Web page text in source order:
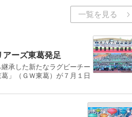
一覧を見る
ーズ東葛発足
承した新たなラグビーチー
」（ＧＷ東葛）が７月１日